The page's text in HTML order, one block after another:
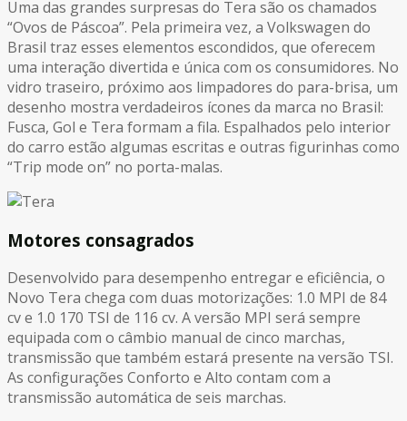
Uma das grandes surpresas do Tera são os chamados
“Ovos de Páscoa”. Pela primeira vez, a Volkswagen do
Brasil traz esses elementos escondidos, que oferecem
uma interação divertida e única com os consumidores. No
vidro traseiro, próximo aos limpadores do para-brisa, um
desenho mostra verdadeiros ícones da marca no Brasil:
Fusca, Gol e Tera formam a fila. Espalhados pelo interior
do carro estão algumas escritas e outras figurinhas como
“Trip mode on” no porta-malas.
Motores consagrados
Desenvolvido para desempenho entregar e eficiência, o
Novo Tera chega com duas motorizações: 1.0 MPI de 84
cv e 1.0 170 TSI de 116 cv. A versão MPI será sempre
equipada com o câmbio manual de cinco marchas,
transmissão que também estará presente na versão TSI.
As configurações Conforto e Alto contam com a
transmissão automática de seis marchas.